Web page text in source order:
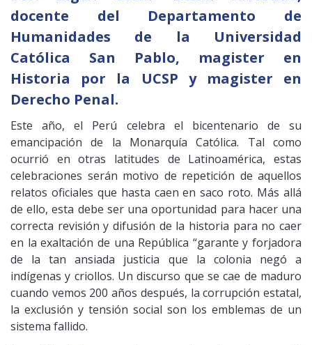
docente del Departamento de
Humanidades de la Universidad
Católica San Pablo, magister en
Historia por la UCSP y magister en
Derecho Penal.
Este año, el Perú celebra el bicentenario de su
emancipación de la Monarquía Católica. Tal como
ocurrió en otras latitudes de Latinoamérica, estas
celebraciones serán motivo de repetición de aquellos
relatos oficiales que hasta caen en saco roto. Más allá
de ello, esta debe ser una oportunidad para hacer una
correcta revisión y difusión de la historia para no caer
en la exaltación de una República “garante y forjadora
de la tan ansiada justicia que la colonia negó a
indígenas y criollos. Un discurso que se cae de maduro
cuando vemos 200 años después, la corrupción estatal,
la exclusión y tensión social son los emblemas de un
sistema fallido.